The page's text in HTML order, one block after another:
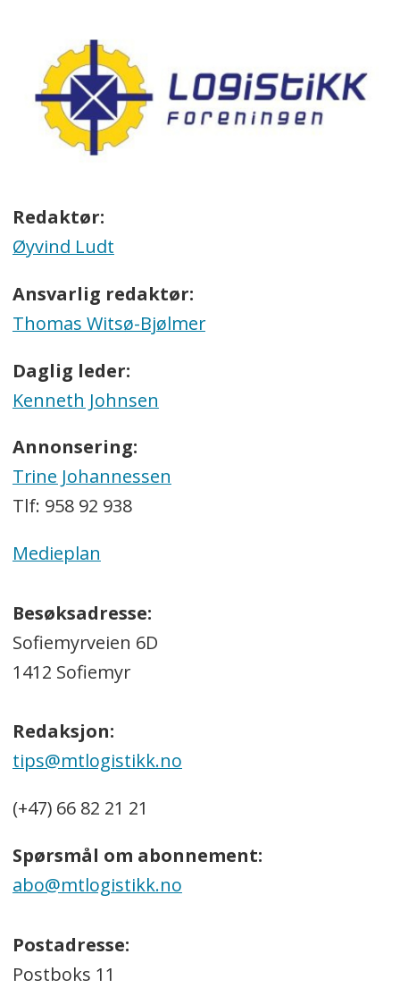
Redaktør:
Øyvind Ludt
Ansvarlig redaktør:
Thomas Witsø-Bjølmer
Daglig leder:
Kenneth Johnsen
Annonsering:
Trine Johannessen
Tlf: 958 92 938
Medieplan
Besøksadresse:
Sofiemyrveien 6D
1412 Sofiemyr
Redaksjon:
tips@mtlogistikk.no
(+47) 66 82 21 21
Spørsmål om abonnement:
abo@mtlogistikk.no
Postadresse:
Postboks 11